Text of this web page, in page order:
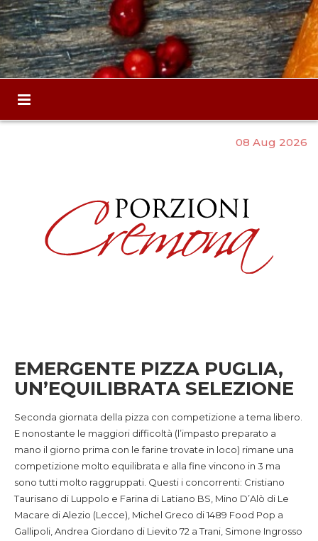
08 Aug 2026
EMERGENTE PIZZA PUGLIA,
UN’EQUILIBRATA SELEZIONE
Seconda giornata della pizza con competizione a tema libero.
E nonostante le maggiori difficoltà (l’impasto preparato a
mano il giorno prima con le farine trovate in loco) rimane una
competizione molto equilibrata e alla fine vincono in 3 ma
sono tutti molto raggruppati. Questi i concorrenti: Cristiano
Taurisano di Luppolo e Farina di Latiano BS, Mino D’Alò di Le
Macare di Alezio (Lecce), Michel Greco di 1489 Food Pop a
Gallipoli, Andrea Giordano di Lievito 72 a Trani, Simone Ingrosso